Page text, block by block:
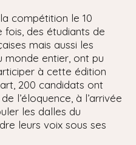
compétition le 10
des étudiants de
mais aussi les
monde entier, ont pu
à cette édition
200 candidats ont
l’éloquence, à l’arrivée
les dalles du
leurs voix sous ses